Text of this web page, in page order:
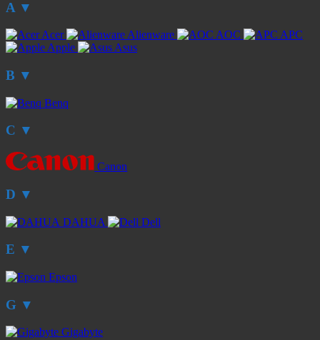
A ▼
Acer Alienware AOC
APC
Apple
Asus
B ▼
Benq
C ▼
Canon
D ▼
DAHUA Dell
E ▼
Epson
G ▼
Gigabyte